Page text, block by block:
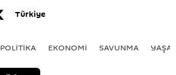
Türkiye
POLİTİKA EKONOMİ SAVUNMA